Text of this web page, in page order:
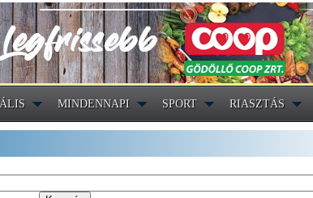
MINDENNAPI SPORT RIASZTÁS